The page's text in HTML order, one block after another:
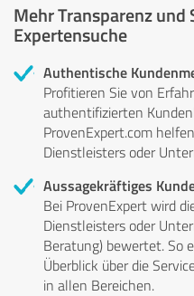
Mehr Transparenz und
Expertensuche
Authentische
Profitieren Sie von
authentifizierten
ProvenExpert.com
Dienstleisters oder
Aussagekräftiges
Bei ProvenExpert wird
Dienstleisters oder
Beratung) bewertet. So
Überblick über die
in allen Bereichen.